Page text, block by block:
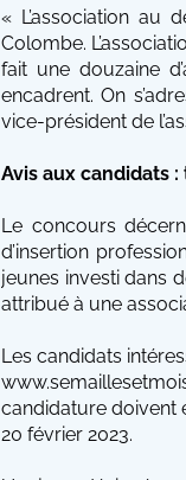
« L’association au
Colombe.
fait une douzaine
encadrent. On
vice-président de
Avis aux candidats
Le concours
d’insertion
jeunes investi dans
attribué à une
Les candidats
candidature doivent
20 février 2023.